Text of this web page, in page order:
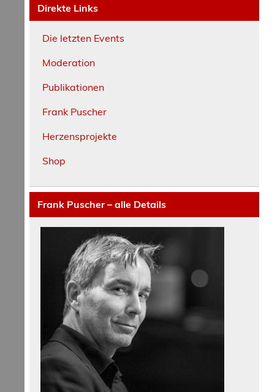
Direkte Links
Die letzten Events
Moderation
Publikationen
Frank Puscher
Herzensprojekte
Shop
Frank Puscher – alle Details